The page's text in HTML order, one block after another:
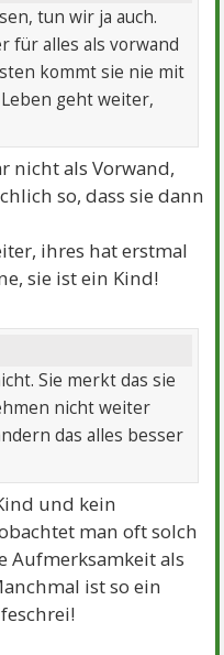
tun wir ja auch.
für alles als vorwand
kommt sie nie mit
geht weiter,
nicht als Vorwand,
so, dass sie dann
ihres hat erstmal
sie ist ein Kind!
Sie merkt das sie
nicht weiter
das alles besser
und kein
man oft solch
Aufmerksamkeit als
ist so ein